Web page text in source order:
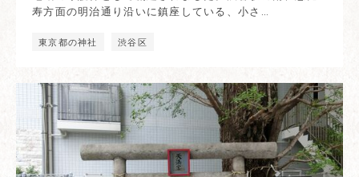
東京都の神社 渋谷区
寿方面の明治通り沿いに鎮座している、小さ…